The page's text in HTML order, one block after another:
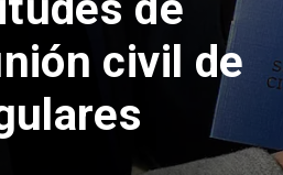
civil de